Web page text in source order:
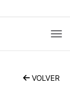
VOLVER